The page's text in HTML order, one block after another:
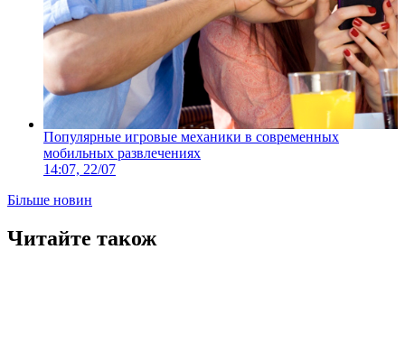
Популярные игровые механики в современных
мобильных развлечениях
14:07, 22/07
Більше новин
Читайте також